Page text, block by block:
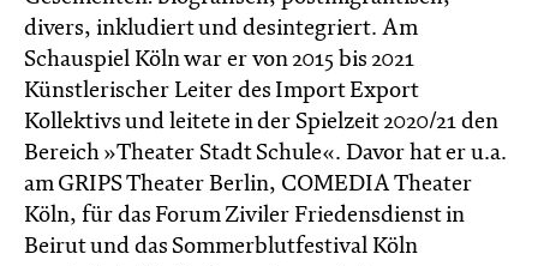
divers, inkludiert und desintegriert. Am
Schauspiel Köln war er von 2015 bis 2021
Künstlerischer Leiter des Import Export
Kollektivs und leitete in der Spielzeit 2020/21 den
Bereich »Theater Stadt Schule«. Davor hat er u.a.
am GRIPS Theater Berlin, COMEDIA Theater
Köln, für das Forum Ziviler Friedensdienst in
Beirut und das Sommerblutfestival Köln